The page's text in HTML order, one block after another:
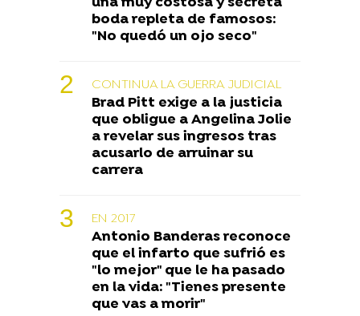
boda repleta de famosos:
"No quedó un ojo seco"
CONTINUA LA GUERRA JUDICIAL
Brad Pitt exige a la justicia
que obligue a Angelina Jolie
a revelar sus ingresos tras
acusarlo de arruinar su
carrera
EN 2017
Antonio Banderas reconoce
que el infarto que sufrió es
"lo mejor" que le ha pasado
en la vida: "Tienes presente
que vas a morir"